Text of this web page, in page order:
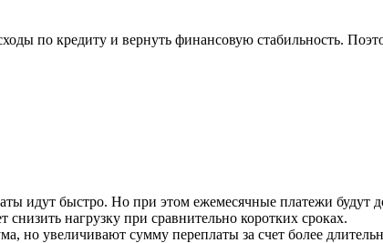
по кредиту и вернуть финансовую стабильность.
идут быстро. Но при этом ежемесячные платежи будут
нагрузку при сравнительно коротких сроках.
увеличивают сумму переплаты за счет более